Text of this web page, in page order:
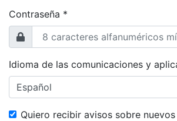
Contraseña *
Idioma de las comunicaciones y
Quiero recibir avisos sobre